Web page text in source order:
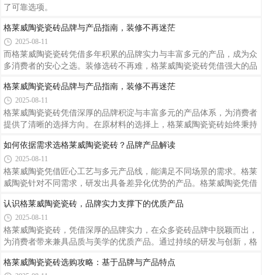
点与精髓，结合瓷砖的纹理、色彩、质感等元素，让
2025-08-11
空间提供了多元选择。这时，选择 300×600mm、
适。在工程空间打造中，格莱威陶瓷瓷砖的尺寸搭配
是一门学问。
格莱威陶瓷工程装修中如何精准选砖
2025-08-11
了可靠选项。
格莱威陶瓷瓷砖品牌与产品指南，装修不再迷茫
2025-08-11
多消费者的安心之选。装修选砖不再难，格莱威陶瓷瓷砖凭借强大的品
牌实力与丰富的产品体系，为不同需求的消费者提供了多样选择。
格莱威陶瓷瓷砖品牌与产品指南，装修不再迷茫
2025-08-11
提供了清晰的选择方向。在原材料的选择上，格莱威陶瓷瓷砖始终秉持
严苛标准，专业的采购团队走遍各地，精心筛选优质矿石、黏土等原
料，从源头为产品品质筑牢根基。
如何依据需求选格莱威陶瓷瓷砖？品牌产品解读
2025-08-11
威陶瓷针对不同需求，研发出具备差异化优势的产品。格莱威陶瓷凭借
对产品性能的严格把控、多样化的设计风格与丰富的价格体系，为消费